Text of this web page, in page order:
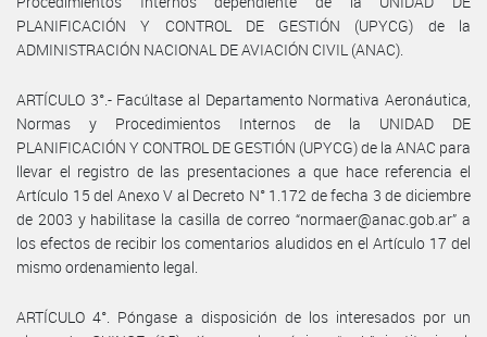
PLANIFICACIÓN Y CONTROL DE GESTIÓN (UPYCG) de la
ADMINISTRACIÓN NACIONAL DE AVIACIÓN CIVIL (ANAC).
ARTÍCULO 3°.- Facúltase al Departamento Normativa Aeronáutica,
Normas y Procedimientos Internos de la UNIDAD DE
PLANIFICACIÓN Y CONTROL DE GESTIÓN (UPYCG) de la ANAC para
llevar el registro de las presentaciones a que hace referencia el
Artículo 15 del Anexo V al Decreto N° 1.172 de fecha 3 de diciembre
de 2003 y habilitase la casilla de correo “normaer@anac.gob.ar” a
los efectos de recibir los comentarios aludidos en el Artículo 17 del
mismo ordenamiento legal.
ARTÍCULO 4°. Póngase a disposición de los interesados por un